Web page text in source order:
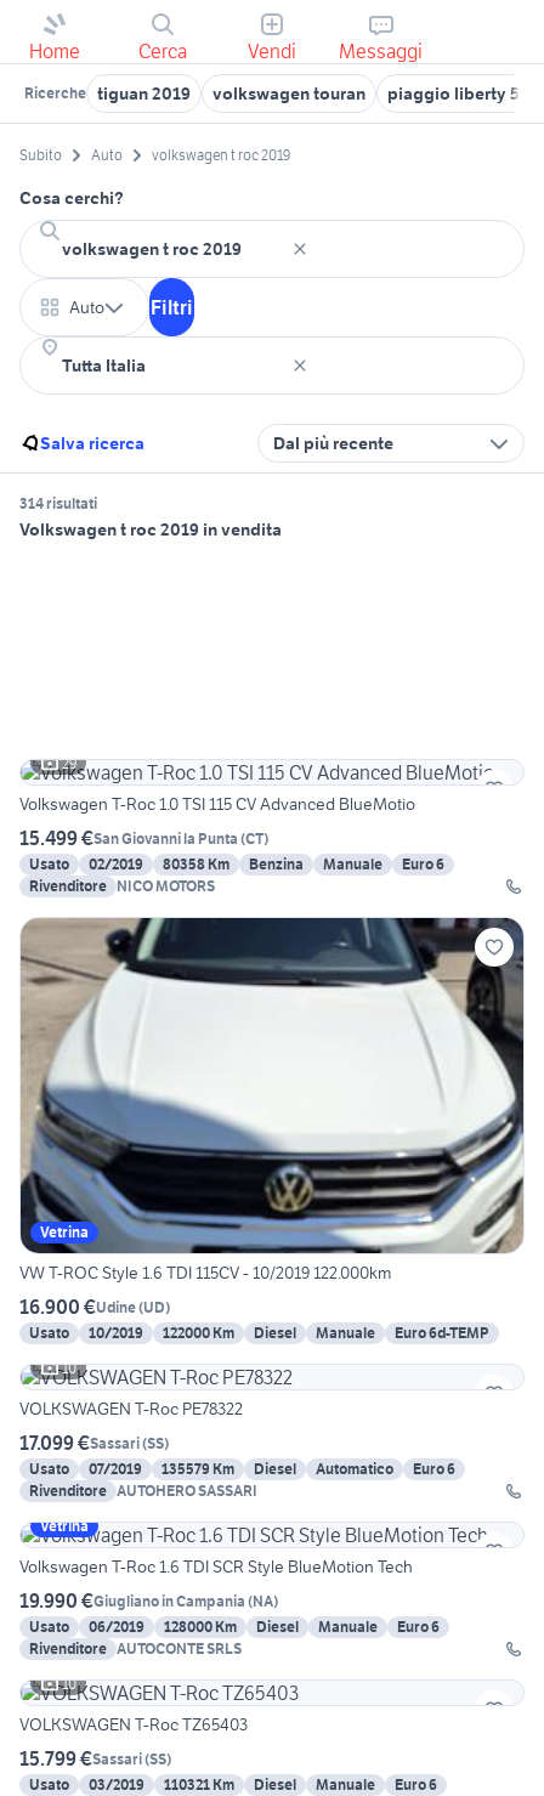
Home Cerca Vendi Messaggi
Ricerche tiguan 2019 volkswagen touran piaggio liberty 50
Subito Auto volkswagen t roc 2019
Cosa cerchi?
Auto Filtri
Salva ricerca Dal più recente
314 risultati
Volkswagen t roc 2019 in vendita
29
Volkswagen T-Roc 1.0 TSI 115 CV Advanced BlueMotio
15.499 €San Giovanni la Punta (CT)
Usato
02/2019 80358 Km Benzina Manuale
Euro 6
Rivenditore NICO MOTORS
Vetrina
VW T-ROC Style 1.6 TDI 115CV - 10/2019 122.000km
16.900 €Udine(UD)
Usato
10/2019 122000 Km Diesel Manuale
Euro 6d-TEMP
10
VOLKSWAGEN T-Roc PE78322
17.099 €Sassari(SS)
Usato
07/2019 135579 Km Diesel Automatico
Euro 6
Rivenditore AUTOHERO SASSARI
Vetrina
Volkswagen T-Roc 1.6 TDI SCR Style BlueMotion Tech
19.990 €Giugliano in Campania (NA)
Usato
06/2019 128000 Km Diesel Manuale
Euro 6
Rivenditore AUTOCONTE SRLS
10
VOLKSWAGEN T-Roc TZ65403
15.799 €Sassari(SS)
Usato
03/2019 110321 Km Diesel Manuale
Euro 6